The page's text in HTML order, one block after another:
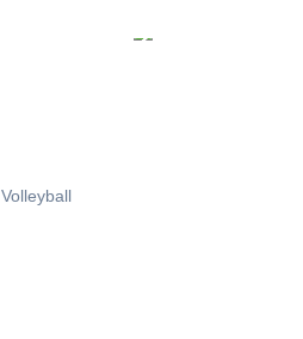
Volleyball